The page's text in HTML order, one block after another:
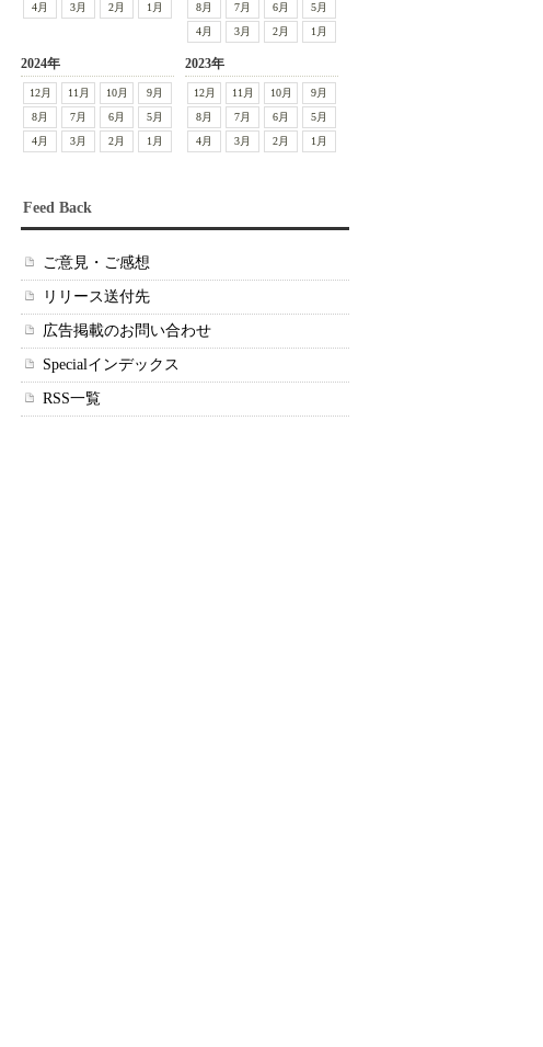
4月
3月 2月 1月
8月
7月 6月
5月
4月
3月 2月 1月
2024年
12月 11月 10月
9月
8月
7月 6月
5月
4月
3月 2月 1月
2023年
12月 11月 10月
9月
8月
7月 6月
5月
4月
3月 2月 1月
Feed Back
ご意見・ご感想
リリース送付先
広告掲載のお問い合わせ
Specialインデックス
RSS一覧